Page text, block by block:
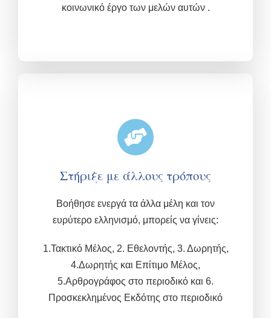
κοινωνικό έργο των μελών αυτών .
Στήριξε με άλλους τρόπους
Βοήθησε ενεργά τα άλλα μέλη και τον
ευρύτερο ελληνισμό, μπορείς να γίνεις:
1.Τακτικό Μέλος, 2. Εθελοντής, 3. Δωρητής,
4.Δωρητής και Επίτιμο Μέλος,
5.Αρθρογράφος στο περιοδικό και 6.
Προσκεκλημένος Εκδότης στο περιοδικό